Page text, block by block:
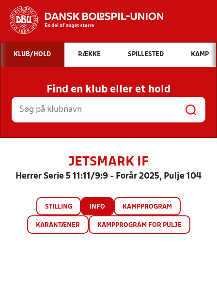
Hvad vil du søge efter?
INDHOLD OG NYHEDER
STILLINGER, RESULTATER, KLUBBER OG
HOLD
KLUB/HOLD RÆKKE SPILLESTED KAMP
Find en klub eller et hold
JETSMARK IF
Herrer Serie 5 11:11/9:9 - Forår 2025, Pulje 104
STILLING INFO KAMPPROGRAM
KARANTÆNER KAMPPROGRAM FOR PULJE